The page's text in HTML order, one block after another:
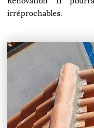
irréprochables.